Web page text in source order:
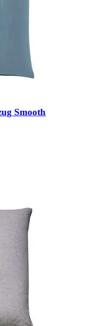
Smooth